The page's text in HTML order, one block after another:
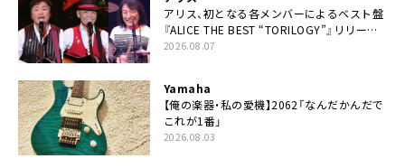
アリス、初となる各メンバーによるベスト盤
『ALICE THE BEST “TORILOGY”』リリース
決定
2026.08.07
Yamaha
【俺の楽器・私の愛機】2062「なんだかんだで
これが1番」
2026.08.03